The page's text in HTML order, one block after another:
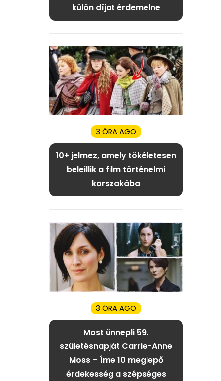
külön díjat érdemelne
3 ÓRA AGO
10+ jelmez, amely tökéletesen
beleillik a film történelmi
korszakába
3 ÓRA AGO
Most ünnepli 59.
születésnapját Carrie-Anne
Moss – Íme 10 meglepő
érdekesség a szépséges